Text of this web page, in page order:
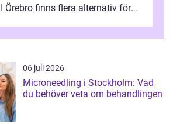
Örebro finns flera alternativ för
06 juli 2026
Microneedling i Stockholm: Vad
du behöver veta om behandlingen